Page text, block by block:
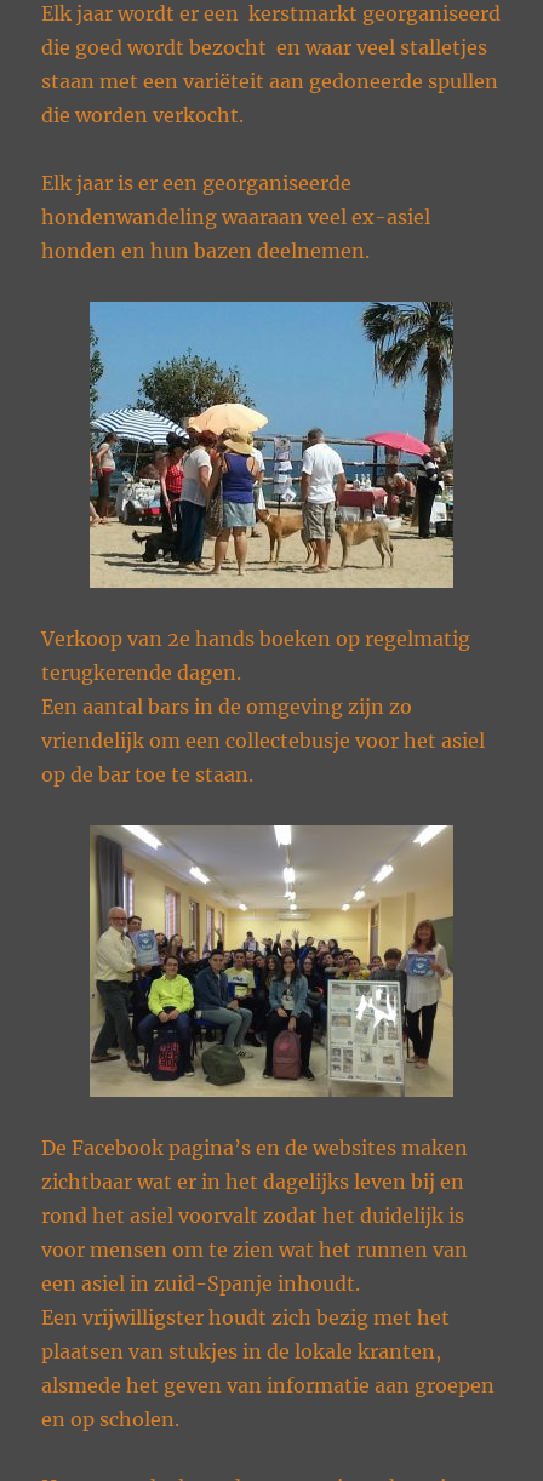
Elk jaar wordt er een kerstmarkt georganiseerd
die goed wordt bezocht en waar veel stalletjes
staan met een variëteit aan gedoneerde spullen
die worden verkocht.
Elk jaar is er een georganiseerde
hondenwandeling waaraan veel ex-asiel
honden en hun bazen deelnemen.
Verkoop van 2e hands boeken op regelmatig
terugkerende dagen.
Een aantal bars in de omgeving zijn zo
vriendelijk om een collectebusje voor het asiel
op de bar toe te staan.
De Facebook pagina’s en de websites maken
zichtbaar wat er in het dagelijks leven bij en
rond het asiel voorvalt zodat het duidelijk is
voor mensen om te zien wat het runnen van
een asiel in zuid-Spanje inhoudt.
Een vrijwilligster houdt zich bezig met het
plaatsen van stukjes in de lokale kranten,
alsmede het geven van informatie aan groepen
en op scholen.